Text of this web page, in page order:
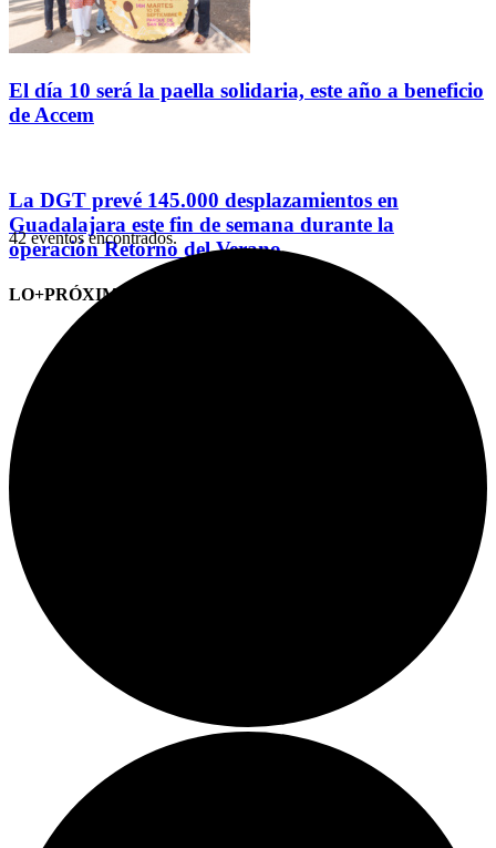
El día 10 será la paella solidaria, este año a beneficio
de Accem
La DGT prevé 145.000 desplazamientos en
Guadalajara este fin de semana durante la
operación Retorno del Verano
LO+PRÓXIMO (CITAS)
42 eventos encontrados.